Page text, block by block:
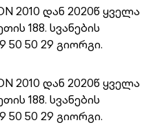
2010 დან 2020წ ყველა
188. სვანების
50 50 29 გიორგი.
2010 დან 2020წ ყველა
188. სვანების
ბაზრობის ქვემოთ 100 მ. 579 50 50 29 გიორგი.